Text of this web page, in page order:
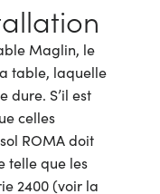
Maglin, le
table, laquelle
dure. S’il est
celles
ROMA doit
telle que les
2400 (voir la